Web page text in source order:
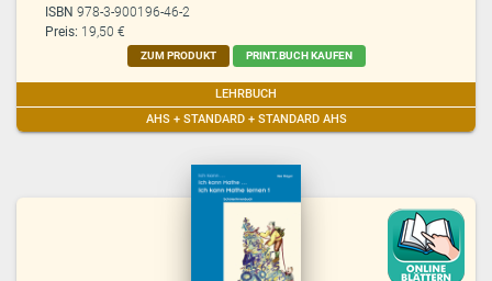
ISBN978-3-900196-46-2
Preis: 19,50 €
ZUM PRODUKT PRINT.BUCH KAUFEN
LEHRBUCH
AHS + STANDARD + STANDARD AHS